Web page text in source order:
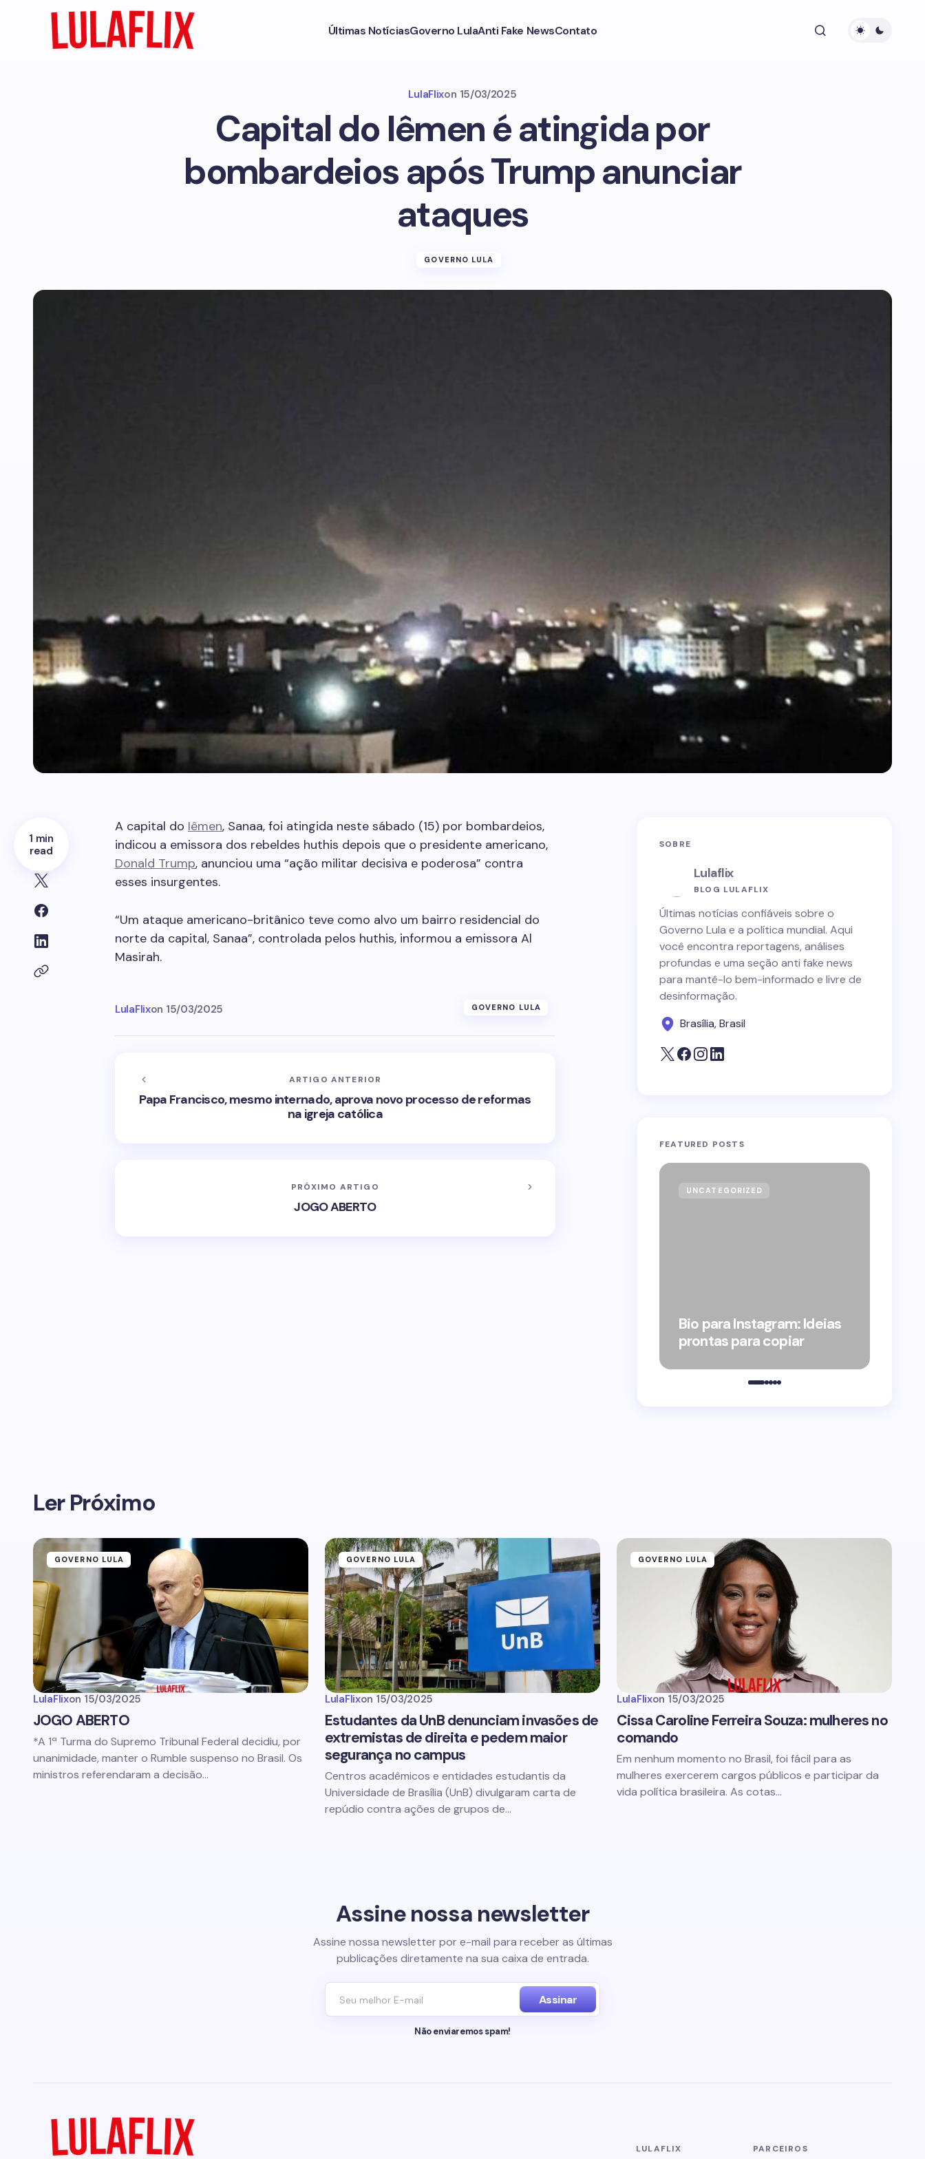
Últimas NotíciasGoverno LulaAnti Fake NewsContato
LulaFlixon 15/03/2025
Capital do Iêmen é atingida por
bombardeios após Trump anunciar
ataques
GOVERNO LULA
1 min
read
A capital do Iêmen, Sanaa, foi atingida neste sábado (15) por bombardeios,
indicou a emissora dos rebeldes huthis depois que o presidente americano,
Donald Trump, anunciou uma “ação militar decisiva e poderosa” contra
esses insurgentes.
“Um ataque americano-britânico teve como alvo um bairro residencial do
norte da capital, Sanaa”, controlada pelos huthis, informou a emissora Al
Masirah.
LulaFlixon 15/03/2025 GOVERNO LULA
ARTIGO ANTERIOR
Papa Francisco, mesmo internado, aprova novo processo de reformas
na igreja católica
PRÓXIMO ARTIGO
JOGO ABERTO
SOBRE
Lulaflix
BLOG LULAFLIX
Últimas notícias confiáveis sobre o
Governo Lula e a política mundial. Aqui
você encontra reportagens, análises
profundas e uma seção anti fake news
para mantê-lo bem-informado e livre de
desinformação.
Brasília, Brasil
FEATURED POSTS
UNCATEGORIZED
Bio para Instagram: Ideias
prontas para copiar
Ler Próximo
GOVERNO LULA
LulaFlixon 15/03/2025
JOGO ABERTO
*A 1ª Turma do Supremo Tribunal Federal decidiu, por
unanimidade, manter o Rumble suspenso no Brasil. Os
ministros referendaram a decisão…
GOVERNO LULA
LulaFlixon 15/03/2025
Estudantes da UnB denunciam invasões de
extremistas de direita e pedem maior
segurança no campus
Centros acadêmicos e entidades estudantis da
Universidade de Brasília (UnB) divulgaram carta de
repúdio contra ações de grupos de…
GOVERNO LULA
LulaFlixon 15/03/2025
Cissa Caroline Ferreira Souza: mulheres no
comando
Em nenhum momento no Brasil, foi fácil para as
mulheres exercerem cargos públicos e participar da
vida política brasileira. As cotas…
Assine nossa newsletter
Assine nossa newsletter por e-mail para receber as últimas
publicações diretamente na sua caixa de entrada.
Assinar
Não enviaremos spam!
LULAFLIX PARCEIROS